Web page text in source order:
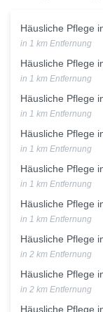
Häusliche Pflege
in 1 km Entfernung
Häusliche Pflege
in 1 km Entfernung
Häusliche Pflege
in 1 km Entfernung
Häusliche Pflege
in 1 km Entfernung
Häusliche Pflege
in 1 km Entfernung
Häusliche Pflege
in 1 km Entfernung
Häusliche Pflege
in 2 km Entfernung
Häusliche Pflege
in 2 km Entfernung
Häusliche Pflege